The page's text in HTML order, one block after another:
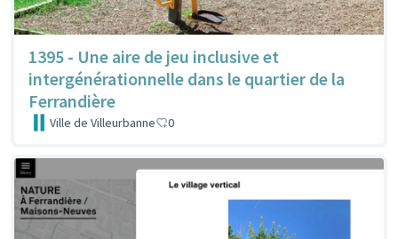
1395 - Une aire de jeu inclusive et
intergénérationnelle dans le quartier de la
Ferrandière
Ville de Villeurbanne 0